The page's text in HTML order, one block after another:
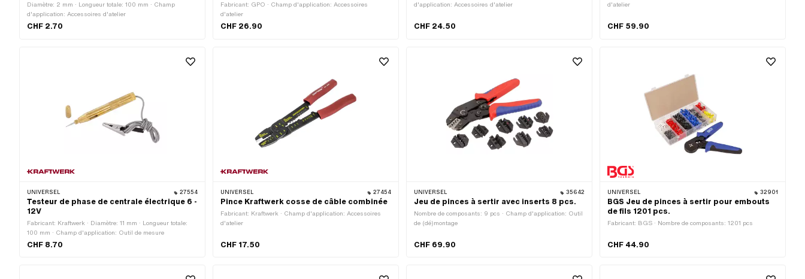
Diamètre: 2 mm · Longueur totale: 100 mm · Champ
d'application: Accessoires d'atelier
CHF 2.70
Fabricant: GPO · Champ d'application: Accessoires
d'atelier
CHF 26.90
d'application: Accessoires d'atelier
CHF 24.50
d'atelier
CHF 59.90
UNIVERSEL 27554
Testeur de phase de centrale électrique 6 -
12V
Fabricant: Kraftwerk · Diamètre: 11 mm · Longueur totale:
100 mm · Champ d'application: Outil de mesure
CHF 8.70
UNIVERSEL 27454
Pince Kraftwerk cosse de câble combinée
Fabricant: Kraftwerk · Champ d'application: Accessoires
d'atelier
CHF 17.50
UNIVERSEL 35642
Jeu de pinces à sertir avec inserts 8 pcs.
Nombre de composants: 9 pcs · Champ d'application: Outil
de (dé)montage
CHF 69.90
UNIVERSEL 32901
BGS Jeu de pinces à sertir pour embouts
de fils 1201 pcs.
Fabricant: BGS · Nombre de composants: 1201 pcs
CHF 44.90